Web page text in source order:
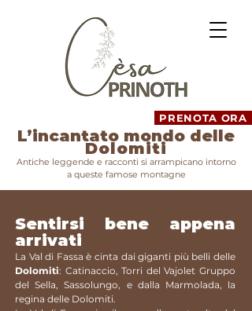
PRENOTA ORA
L’incantato mondo delle
Dolomiti
Antiche leggende e racconti si arrampicano intorno
a queste famose montagne
Sentirsi bene appena
arrivati
La Val di Fassa è cinta dai giganti più belli delle
Dolomiti: Catinaccio, Torri del Vajolet Gruppo
del Sella, Sassolungo, e dalla Marmolada, la
regina delle Dolomiti.